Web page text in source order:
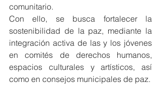
comunitario.
Con ello, se busca fortalecer la
sostenibilidad de la paz, mediante la
integración activa de las y los jóvenes
en comités de derechos humanos,
espacios culturales y artísticos, así
como en consejos municipales de paz.